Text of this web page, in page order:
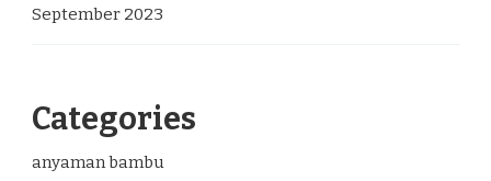
September 2023
Categories
anyaman bambu